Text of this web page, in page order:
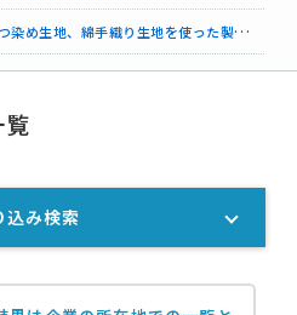
生地、綿手織り生地を使った製品を製作する
上げに伴うノンワイヤー製品のOEM製作依頼
合せ・資料請求
込み検索